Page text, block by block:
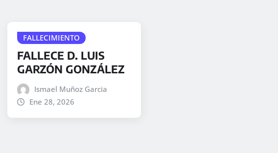
FALLECIMIENTO
FALLECE D. LUIS
GARZÓN GONZÁLEZ
Ismael Muñoz Garcia
Ene 28, 2026